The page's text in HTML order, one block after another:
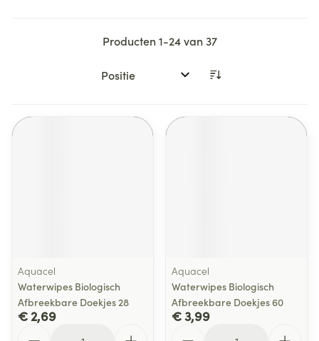
Producten1-24van37
Sorteer op:
Aquacel
Waterwipes Biologisch
Afbreekbare Doekjes 28
€ 2,69
Aquacel
Waterwipes Biologisch
Afbreekbare Doekjes 60
€ 3,99